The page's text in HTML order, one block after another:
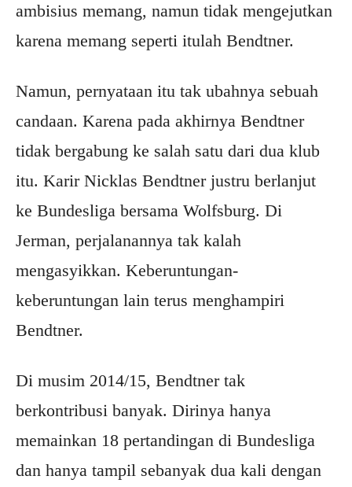
ambisius memang, namun tidak mengejutkan
karena memang seperti itulah Bendtner.
Namun, pernyataan itu tak ubahnya sebuah
candaan. Karena pada akhirnya Bendtner
tidak bergabung ke salah satu dari dua klub
itu. Karir Nicklas Bendtner justru berlanjut
ke Bundesliga bersama Wolfsburg. Di
Jerman, perjalanannya tak kalah
mengasyikkan. Keberuntungan-
keberuntungan lain terus menghampiri
Bendtner.
Di musim 2014/15, Bendtner tak
berkontribusi banyak. Dirinya hanya
memainkan 18 pertandingan di Bundesliga
dan hanya tampil sebanyak dua kali dengan